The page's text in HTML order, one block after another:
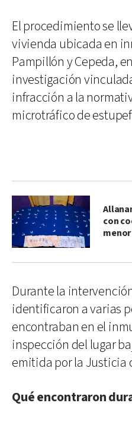
El procedimiento se
vivienda ubicada en
Pampillón y Cepeda,
investigación
infracción a la
microtráfico de
con
Durante la
identificaron a varias
encontraban en el
inspección del lugar
emitida por la Justicia
Qué encontraron